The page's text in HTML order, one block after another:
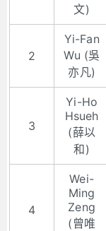
文)
2
Yi-Fan
Wu (吳
亦凡)
3
Yi-Ho
Hsueh
(薛以
和)
4
Wei-
Ming
Zeng
(曾唯